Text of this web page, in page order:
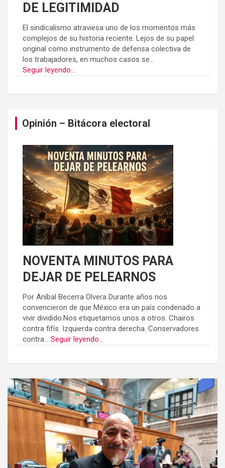
DE LEGITIMIDAD
El sindicalismo atraviesa uno de los momentos más
complejos de su historia reciente. Lejos de su papel
original como instrumento de defensa colectiva de
los trabajadores, en muchos casos se...
Seguir leyendo...
Opinión – Bitácora electoral
NOVENTA MINUTOS PARA
DEJAR DE PELEARNOS
Por Aníbal Becerra Olvera Durante años nos
convencieron de que México era un país condenado a
vivir dividido.Nos etiquetamos unos a otros. Chairos
contra fifís. Izquierda contra derecha. Conservadores
contra... Seguir leyendo...